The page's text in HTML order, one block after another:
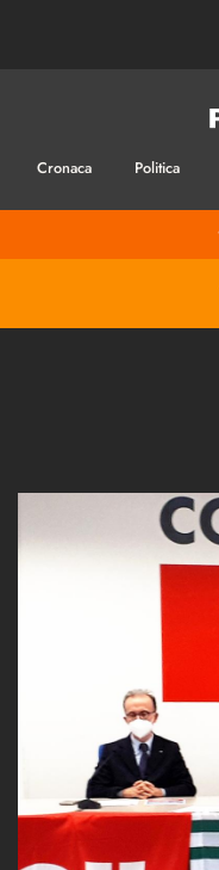
Cronaca Politica